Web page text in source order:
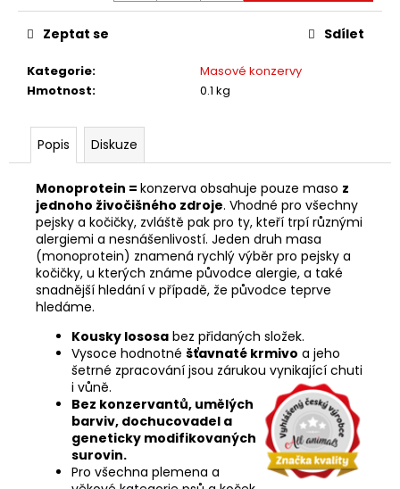
cena:
Kategorie:
Masové konzervy
Hmotnost: 0.1 kg
Zeptat se Sdílet
Popis Diskuze
Monoprotein = konzerva obsahuje pouze maso z
jednoho živočišného zdroje. Vhodné pro všechny
pejsky a kočičky, zvláště pak pro ty, kteří trpí různými
alergiemi a nesnášenlivostí. Jeden druh masa
(monoprotein) znamená rychlý výběr pro pejsky a
kočičky, u kterých známe původce alergie, a také
snadnější hledání v případě, že původce teprve
hledáme.
Kousky lososa bez přidaných složek.
Vysoce hodnotné šťavnaté krmivo a jeho
šetrné zpracování jsou zárukou vynikající chuti
i vůně.
Bez konzervantů, umělých
barviv, dochucovadel a
geneticky modifikovaných
surovin.
Pro všechna plemena a